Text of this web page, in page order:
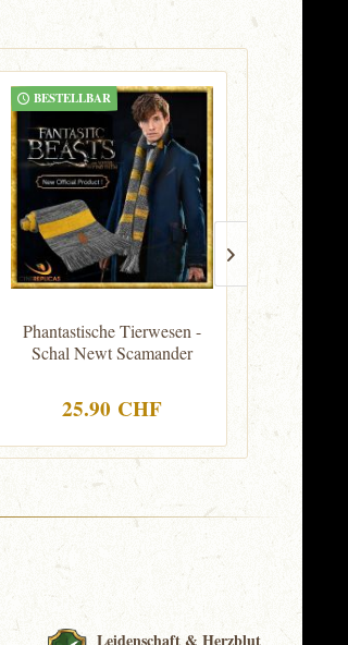
BESTELLBAR
Phantastische Tierwesen -
Schal Newt Scamander
25.90 CHF
Harry
Leidenschaft & Herzblut